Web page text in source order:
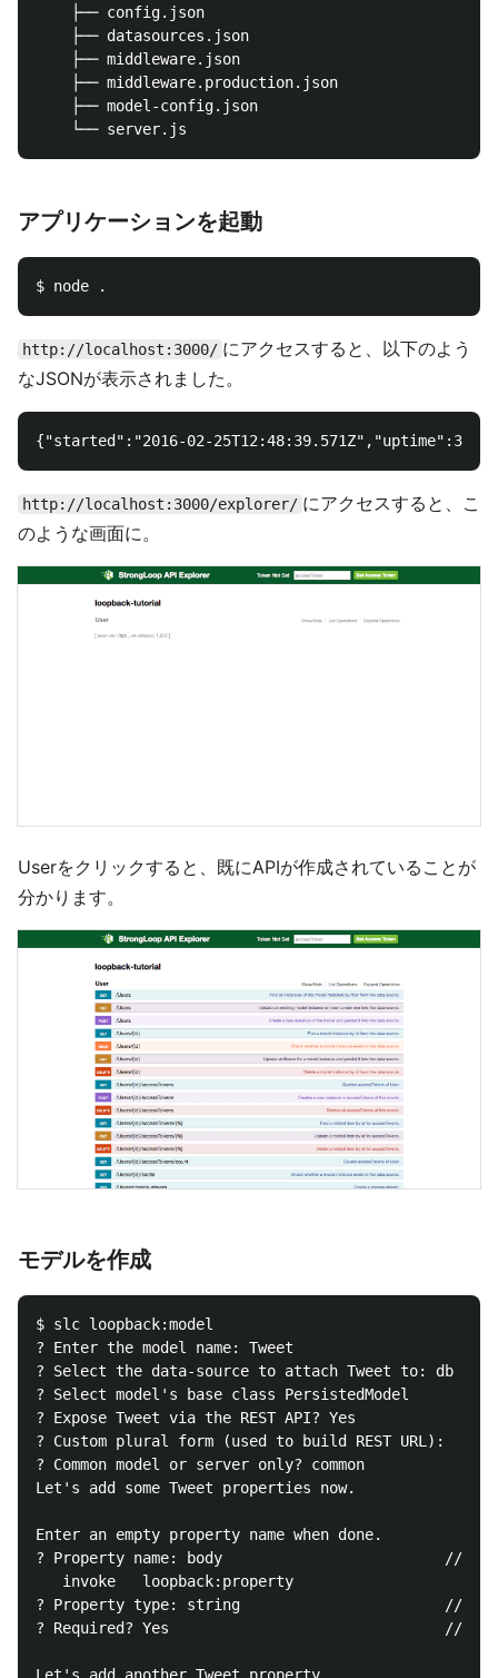
    ├── config.json
    ├── datasources.json
    ├── middleware.json
    ├── middleware.production.json
    ├── model-config.json
アプリケーションを起動
http://localhost:3000/ にアクセスすると、以下のよう
なJSONが表示されました。
http://localhost:3000/explorer/ にアクセスすると、こ
のような画面に。
Userをクリックすると、既にAPIが作成されていることが
分かります。
モデルを作成
$ slc loopback:model
? Enter the model name: Tweet
? Select the data-source to attach Tweet to: db
? Select model's base class PersistedModel
? Expose Tweet via the REST API? Yes
? Custom plural form (used to build REST URL):
? Common model or server only? common
Let's add some Tweet properties now.
Enter an empty property name when done.
? Property name: body                         // プロ
   invoke   loopback:property
? Property type: string                       // 型
? Required? Yes                               // 必須